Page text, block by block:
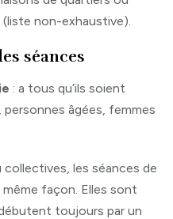
non-exhaustive).
séances
: a tous qu’ils soient
âgées, femmes
collectives, les séances de
façon. Elles sont
toujours par un